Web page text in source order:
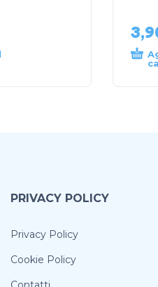
PRIVACY POLICY
Privacy Policy
Cookie Policy